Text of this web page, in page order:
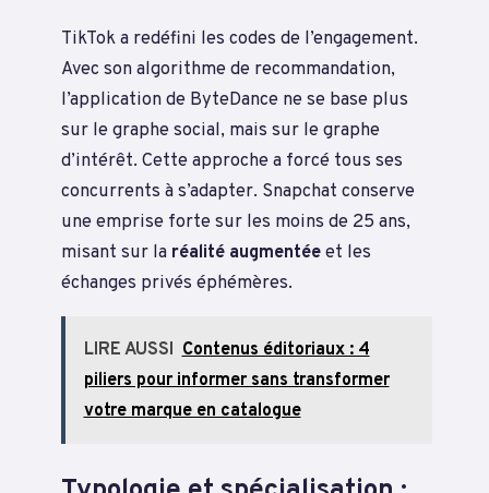
TikTok a redéfini les codes de l’engagement.
Avec son algorithme de recommandation,
l’application de ByteDance ne se base plus
sur le graphe social, mais sur le graphe
d’intérêt. Cette approche a forcé tous ses
concurrents à s’adapter. Snapchat conserve
une emprise forte sur les moins de 25 ans,
misant sur la réalité augmentéeet les
échanges privés éphémères.
LIRE AUSSI Contenus éditoriaux : 4
piliers pour informer sans transformer
votre marque en catalogue